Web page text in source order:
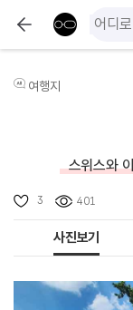
여행지
스위스와
3 401
사진보기